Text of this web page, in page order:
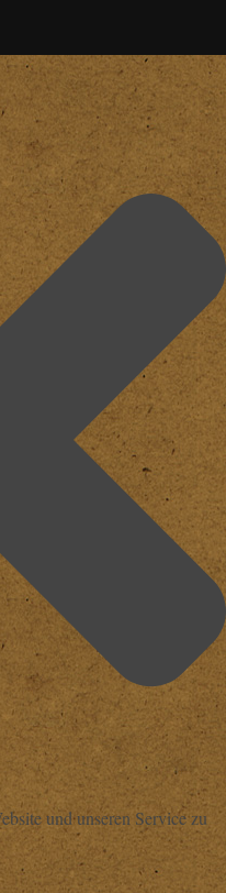
und unseren Service zu